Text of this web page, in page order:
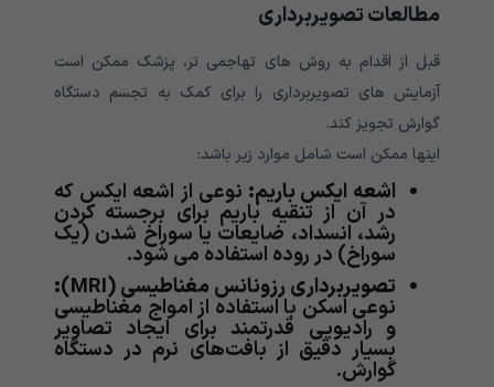
مطالعات تصویربرداری
قبل از اقدام به روش های تهاجمی تر، پزشک ممکن است
آزمایش های تصویربرداری را برای کمک به تجسم دستگاه
گوارش تجویز کند.
اینها ممکن است شامل موارد زیر باشد:
اشعه ایکس باریم: نوعی از اشعه ایکس که
در آن از تنقیه باریم برای برجسته کردن
رشد، انسداد، ضایعات یا سوراخ شدن (یک
سوراخ) در روده استفاده می شود.
تصویربرداری رزونانس مغناطیسی(MRI)
:
نوعی اسکن با استفاده از امواج مغناطیسی
و رادیویی قدرتمند برای ایجاد تصاویر
بسیار دقیق از بافت‌های نرم در دستگاه
گوارش.